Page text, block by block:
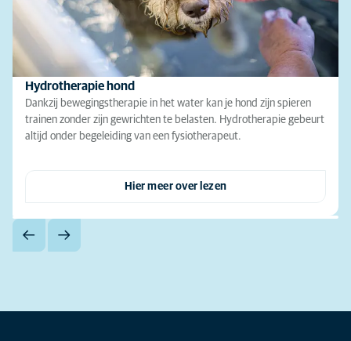
Hydrotherapie hond
Dankzij bewegingstherapie in het water kan je hond zijn spieren
trainen zonder zijn gewrichten te belasten. Hydrotherapie gebeurt
altijd onder begeleiding van een fysiotherapeut.
Hier meer over lezen